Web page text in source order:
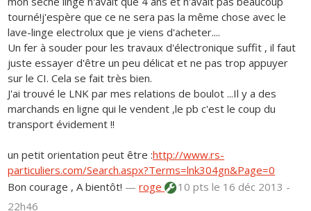
tourné!j'espère que ce ne sera pas la même chose avec le
lave-linge electrolux que je viens d'acheter....
Un fer à souder pour les travaux d'électronique suffit , il faut
juste essayer d'être un peu délicat et ne pas trop appuyer
sur le CI. Cela se fait très bien.
J'ai trouvé le LNK par mes relations de boulot ...Il y a des
marchands en ligne qui le vendent ,le pb c'est le coup du
transport évidement !!
un petit orientation peut être :http://www.rs-
particuliers.com/Search.aspx?Terms=lnk304gn&Page=0
Bon courage , A bientôt! —roge 10 ptsle 16 déc 2013 -
22h46